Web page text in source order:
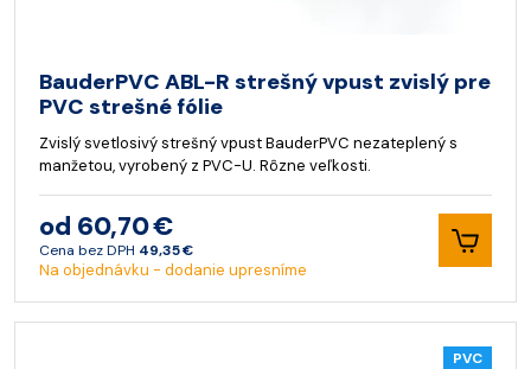
BauderPVC ABL-R strešný vpust zvislý pre
PVC strešné fólie
Zvislý svetlosivý strešný vpust BauderPVC nezateplený s
manžetou, vyrobený z PVC-U. Rôzne veľkosti.
od 60,70 €
Cena bez DPH 49,35 €
Na objednávku - dodanie upresníme
PVC